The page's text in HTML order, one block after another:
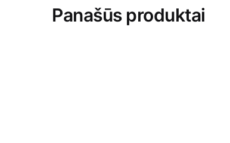
Panašūs produktai